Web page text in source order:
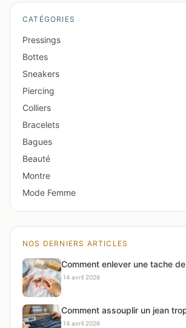
CATÉGORIES
Pressings
Bottes
Sneakers
Piercing
Colliers
Bracelets
Bagues
Beauté
Montre
Mode Femme
NOS DERNIERS ARTICLES
Comment enlever une tache
·14 avril 2026
Comment assouplir un jean
·14 avril 2026